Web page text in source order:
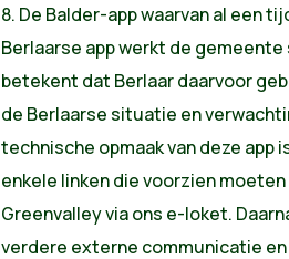
8. De Balder-app waarvan al een
Berlaarse app werkt de
betekent dat Berlaar daarvoor
de Berlaarse situatie en
technische opmaak van deze app
enkele linken die voorzien
Greenvalley via ons e-loket.
verdere externe communicatie